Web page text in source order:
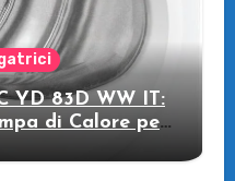
YD 83D WW IT:
di Calore per